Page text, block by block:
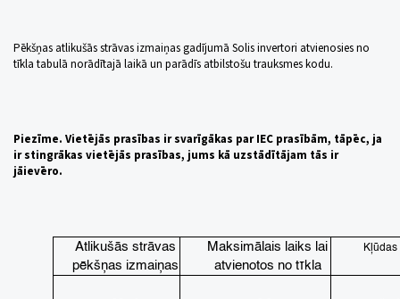
Pēkšņas atlikušās strāvas izmaiņas gadījumā Solis invertori atvienosies no
tīkla tabulā norādītajā laikā un parādīs atbilstošu trauksmes kodu.
Piezīme. Vietējās prasības ir svarīgākas par IEC prasībām, tāpēc, ja
ir stingrākas vietējās prasības, jums kā uzstādītājam tās ir
jāievēro.
Atlikušās strāvas
pēkšņas izmaiņas
Maksimālais laiks lai
atvienotos no tīkla
Kļūdas